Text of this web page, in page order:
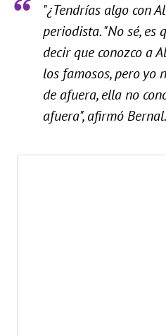
"¿Tendrías algo con
periodista. "No sé, es
decir que conozco a
los famosos, pero yo
de afuera, ella no
afuera", afirmó Bernal.